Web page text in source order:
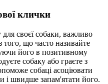
клички
своєї собаки, важливо
того, що часто називайте
його в позитивному
собаку або граєте з
собаці асоціювати
і швидше запам'ятати його.